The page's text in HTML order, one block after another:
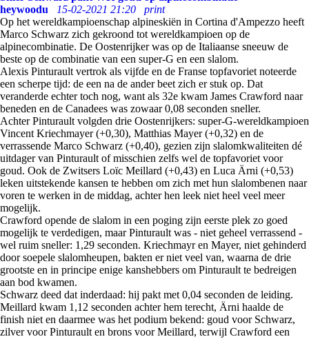
heywoodu
15-02-2021 21:20
print
Op het wereldkampioenschap alpineskiën in Cortina d'Ampezzo heeft
Marco Schwarz zich gekroond tot wereldkampioen op de
alpinecombinatie. De Oostenrijker was op de Italiaanse sneeuw de
beste op de combinatie van een super-G en een slalom.
Alexis Pinturault vertrok als vijfde en de Franse topfavoriet noteerde
een scherpe tijd: de een na de ander beet zich er stuk op. Dat
veranderde echter toch nog, want als 32e kwam James Crawford naar
beneden en de Canadees was zowaar 0,08 seconden sneller.
Achter Pinturault volgden drie Oostenrijkers: super-G-wereldkampioen
Vincent Kriechmayer (+0,30), Matthias Mayer (+0,32) en de
verrassende Marco Schwarz (+0,40), gezien zijn slalomkwaliteiten dé
uitdager van Pinturault of misschien zelfs wel de topfavoriet voor
goud. Ook de Zwitsers Loïc Meillard (+0,43) en Luca Ärni (+0,53)
leken uitstekende kansen te hebben om zich met hun slalombenen naar
voren te werken in de middag, achter hen leek niet heel veel meer
mogelijk.
Crawford opende de slalom in een poging zijn eerste plek zo goed
mogelijk te verdedigen, maar Pinturault was - niet geheel verrassend -
wel ruim sneller: 1,29 seconden. Kriechmayr en Mayer, niet gehinderd
door soepele slalomheupen, bakten er niet veel van, waarna de drie
grootste en in principe enige kanshebbers om Pinturault te bedreigen
aan bod kwamen.
Schwarz deed dat inderdaad: hij pakt met 0,04 seconden de leiding.
Meillard kwam 1,12 seconden achter hem terecht, Ärni haalde de
finish niet en daarmee was het podium bekend: goud voor Schwarz,
zilver voor Pinturault en brons voor Meillard, terwijl Crawford een